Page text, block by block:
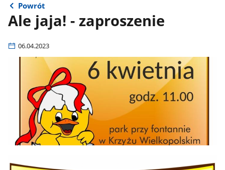
Powrót
Ale jaja! - zaproszenie
06.04.2023